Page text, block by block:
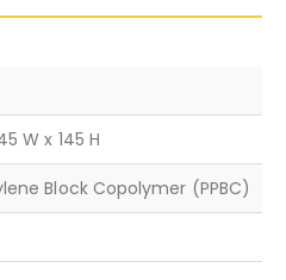
W x 145 H
Block Copolymer (PPBC)